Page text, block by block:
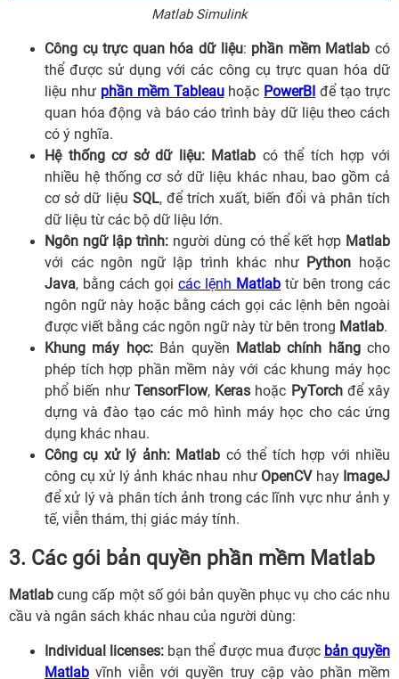
Matlab Simulink
Công cụ trực quan hóa dữ liệu: phần mềm Matlab có
thể được sử dụng với các công cụ trực quan hóa dữ
liệu như phần mềm Tableauhoặc PowerBI để tạo trực
quan hóa động và báo cáo trình bày dữ liệu theo cách
có ý nghĩa.
Hệ thống cơ sở dữ liệu: Matlab có thể tích hợp với
nhiều hệ thống cơ sở dữ liệu khác nhau, bao gồm cả
cơ sở dữ liệu SQL, để trích xuất, biến đổi và phân tích
dữ liệu từ các bộ dữ liệu lớn.
Ngôn ngữ lập trình: người dùng có thể kết hợp Matlab
với các ngôn ngữ lập trình khác như Python hoặc
Java, bằng cách gọi các lệnh Matlab từ bên trong các
ngôn ngữ này hoặc bằng cách gọi các lệnh bên ngoài
được viết bằng các ngôn ngữ này từ bên trong Matlab.
Khung máy học:Bản quyền Matlab chính hãngcho
phép tích hợp phần mềm này với các khung máy học
phổ biến như TensorFlow, Keras hoặc PyTorchđể xây
dựng và đào tạo các mô hình máy học cho các ứng
dụng khác nhau.
Công cụ xử lý ảnh: Matlab có thể tích hợp với nhiều
công cụ xử lý ảnh khác nhau như OpenCVhay ImageJ
để xử lý và phân tích ảnh trong các lĩnh vực như ảnh y
tế, viễn thám, thị giác máy tính.
3. Các gói bản quyền phần mềm Matlab
Matlab cung cấp một số gói bản quyền phục vụ cho các nhu
cầu và ngân sách khác nhau của người dùng:
Individual licenses: bạn thể được mua được bản quyền
Matlab vĩnh viễn với quyền truy cập vào phần mềm